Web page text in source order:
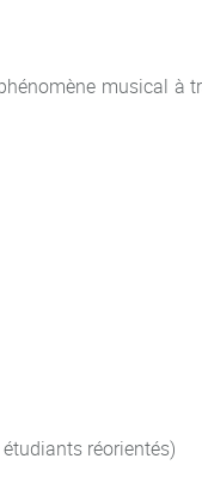
musical à
réorientés)